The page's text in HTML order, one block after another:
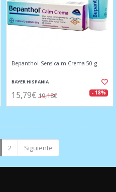
Bepanthol Sensicalm Crema 50 g
BAYER HISPANIA
15,79€ 19,18€ - 18%
2 Siguiente